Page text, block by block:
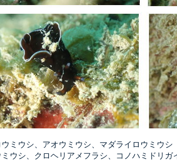
ミウシ、アオウミウシ、マダライロウミウシ
ウシ、クロヘリアメフラシ、コノハミドリガ